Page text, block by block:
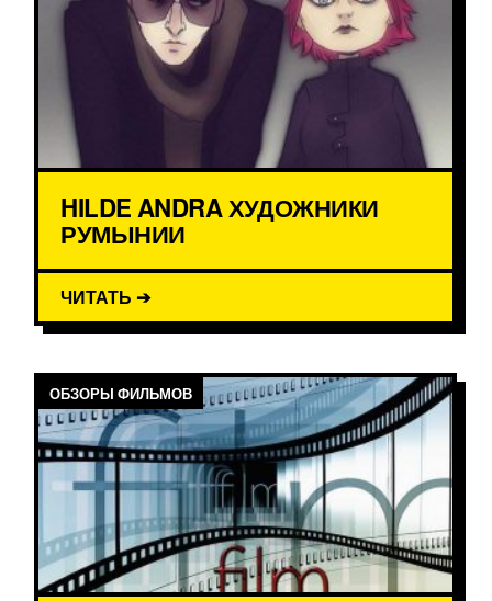
HILDE ANDRA ХУДОЖНИКИ
РУМЫНИИ
ЧИТАТЬ ➔
ОБЗОРЫ ФИЛЬМОВ